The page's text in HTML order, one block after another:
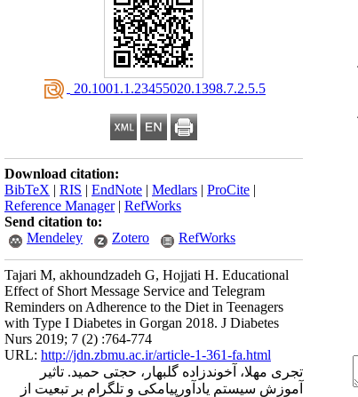
‎ 20.1001.1.23455020.1398.7.2.5.5
Download citation:
BibTeX | RIS | EndNote | Medlars | ProCite |
Reference Manager| RefWorks
Send citation to:
Mendeley
Zotero RefWorks
Tajari M, akhoundzadeh G, Hojjati H. Educational
Effect of Short Message Service and Telegram
Reminders on Adherence to the Diet in Teenagers
with Type I Diabetes in Gorgan 2018. J Diabetes
Nurs 2019; 7 (2) :764-774
URL: http://jdn.zbmu.ac.ir/article-1-361-fa.html
تجری مهلا، آخوندزاده گلبهار، حجتی حمید. تاثیر
آموزش سیستم یادآورپیامکی و تلگرام بر تبعیت از